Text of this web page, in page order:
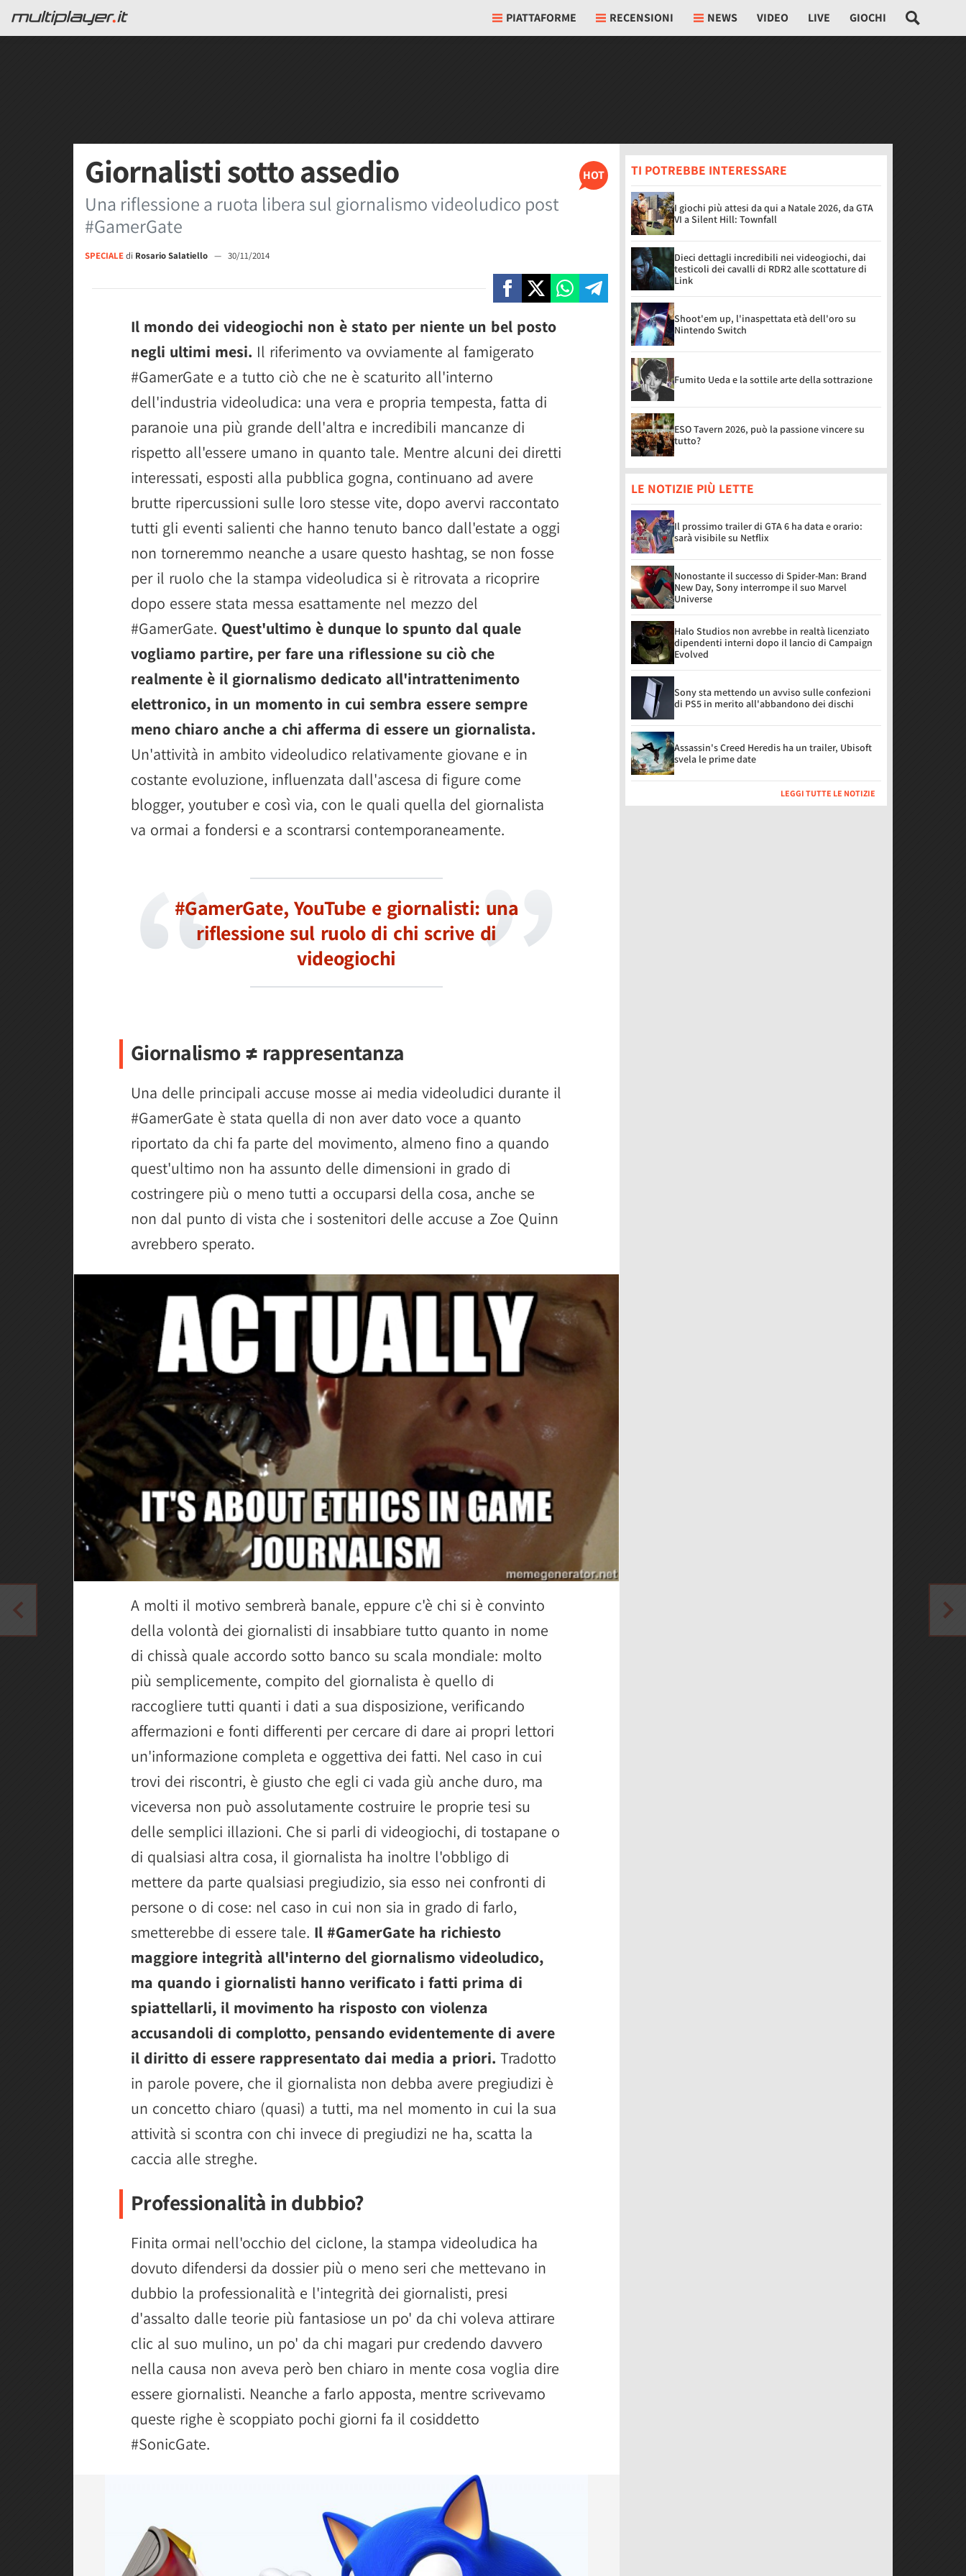
PIATTAFORME RECENSIONI NEWS VIDEO LIVE GIOCHI
HOT
Giornalisti sotto assedio
Una riflessione a ruota libera sul giornalismo videoludico post
#GamerGate
SPECIALEdi Rosario Salatiello — 30/11/2014
Il mondo dei videogiochi non è stato per niente un bel posto
negli ultimi mesi. Il riferimento va ovviamente al famigerato
#GamerGate e a tutto ciò che ne è scaturito all'interno
dell'industria videoludica: una vera e propria tempesta, fatta di
paranoie una più grande dell'altra e incredibili mancanze di
rispetto all'essere umano in quanto tale. Mentre alcuni dei diretti
interessati, esposti alla pubblica gogna, continuano ad avere
brutte ripercussioni sulle loro stesse vite, dopo avervi raccontato
tutti gli eventi salienti che hanno tenuto banco dall'estate a oggi
non torneremmo neanche a usare questo hashtag, se non fosse
per il ruolo che la stampa videoludica si è ritrovata a ricoprire
dopo essere stata messa esattamente nel mezzo del
#GamerGate. Quest'ultimo è dunque lo spunto dal quale
vogliamo partire, per fare una riflessione su ciò che
realmente è il giornalismo dedicato all'intrattenimento
elettronico, in un momento in cui sembra essere sempre
meno chiaro anche a chi afferma di essere un giornalista.
Un'attività in ambito videoludico relativamente giovane e in
costante evoluzione, influenzata dall'ascesa di figure come
blogger, youtuber e così via, con le quali quella del giornalista
va ormai a fondersi e a scontrarsi contemporaneamente.
#GamerGate, YouTube e giornalisti: una
riflessione sul ruolo di chi scrive di
videogiochi
Giornalismo ≠ rappresentanza
Una delle principali accuse mosse ai media videoludici durante il
#GamerGate è stata quella di non aver dato voce a quanto
riportato da chi fa parte del movimento, almeno fino a quando
quest'ultimo non ha assunto delle dimensioni in grado di
costringere più o meno tutti a occuparsi della cosa, anche se
non dal punto di vista che i sostenitori delle accuse a Zoe Quinn
avrebbero sperato.
A molti il motivo sembrerà banale, eppure c'è chi si è convinto
della volontà dei giornalisti di insabbiare tutto quanto in nome
di chissà quale accordo sotto banco su scala mondiale: molto
più semplicemente, compito del giornalista è quello di
raccogliere tutti quanti i dati a sua disposizione, verificando
affermazioni e fonti differenti per cercare di dare ai propri lettori
un'informazione completa e oggettiva dei fatti. Nel caso in cui
trovi dei riscontri, è giusto che egli ci vada giù anche duro, ma
viceversa non può assolutamente costruire le proprie tesi su
delle semplici illazioni. Che si parli di videogiochi, di tostapane o
di qualsiasi altra cosa, il giornalista ha inoltre l'obbligo di
mettere da parte qualsiasi pregiudizio, sia esso nei confronti di
persone o di cose: nel caso in cui non sia in grado di farlo,
smetterebbe di essere tale. Il #GamerGate ha richiesto
maggiore integrità all'interno del giornalismo videoludico,
ma quando i giornalisti hanno verificato i fatti prima di
spiattellarli, il movimento ha risposto con violenza
accusandoli di complotto, pensando evidentemente di avere
il diritto di essere rappresentato dai media a priori. Tradotto
in parole povere, che il giornalista non debba avere pregiudizi è
un concetto chiaro (quasi) a tutti, ma nel momento in cui la sua
attività si scontra con chi invece di pregiudizi ne ha, scatta la
caccia alle streghe.
Professionalità in dubbio?
Finita ormai nell'occhio del ciclone, la stampa videoludica ha
dovuto difendersi da dossier più o meno seri che mettevano in
dubbio la professionalità e l'integrità dei giornalisti, presi
d'assalto dalle teorie più fantasiose un po' da chi voleva attirare
clic al suo mulino, un po' da chi magari pur credendo davvero
nella causa non aveva però ben chiaro in mente cosa voglia dire
essere giornalisti. Neanche a farlo apposta, mentre scrivevamo
queste righe è scoppiato pochi giorni fa il cosiddetto
#SonicGate.
TI POTREBBE INTERESSARE
I giochi più attesi da qui a Natale 2026, da GTA
VI a Silent Hill: Townfall
Dieci dettagli incredibili nei videogiochi, dai
testicoli dei cavalli di RDR2 alle scottature di
Link
Shoot'em up, l'inaspettata età dell'oro su
Nintendo Switch
Fumito Ueda e la sottile arte della sottrazione
ESO Tavern 2026, può la passione vincere su
tutto?
LE NOTIZIE PIÙ LETTE
Il prossimo trailer di GTA 6 ha data e orario:
sarà visibile su Netflix
Nonostante il successo di Spider-Man: Brand
New Day, Sony interrompe il suo Marvel
Universe
Halo Studios non avrebbe in realtà licenziato
dipendenti interni dopo il lancio di Campaign
Evolved
Sony sta mettendo un avviso sulle confezioni
di PS5 in merito all'abbandono dei dischi
Assassin's Creed Heredis ha un trailer, Ubisoft
svela le prime date
LEGGI TUTTE LE NOTIZIE